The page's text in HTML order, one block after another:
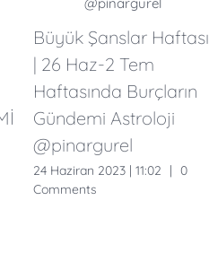
Büyük Şanslar Haftası
| 26 Haz-2 Tem
Haftasında Burçların
Gündemi Astroloji
@pinargurel
24 Haziran 2023 | 11:02 | 0
Comments